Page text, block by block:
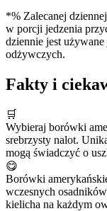
*% Zalecanej
w porcji jedzenia
dziennie jest
odżywczych.
Fakty i
🛒
Wybieraj borówki
srebrzysty nalot.
mogą świadczyć o
😋
Borówki
wczesnych
kielicha na każdym